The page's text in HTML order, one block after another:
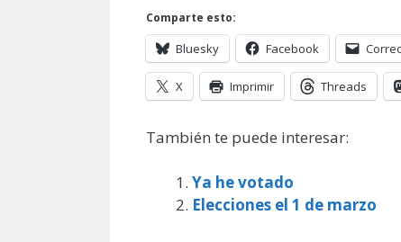
Comparte esto:
Bluesky Facebook
X Imprimir Threads
También te puede interesar:
Ya he votado
Elecciones el 1 de marzo